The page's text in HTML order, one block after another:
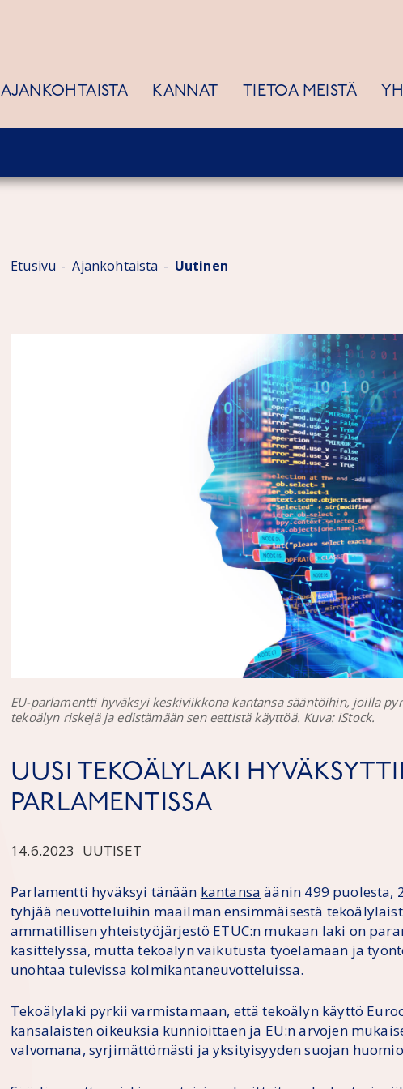
AJANKOHTAISTA KANNAT TIETOA MEISTÄ
Etusivu Ajankohtaista Uutinen
EU-parlamentti hyväksyi keskiviikkona kantansa sääntöihin, joilla
tekoälyn riskejä ja edistämään sen eettistä käyttöä. Kuva: iStock.
UUSI TEKOÄLYLAKI
PARLAMENTISSA
14.6.2023 UUTISET
Parlamentti hyväksyi tänään kantansa äänin 499 puolesta,
tyhjää neuvotteluihin maailman ensimmäisestä
ammatillisen yhteistyöjärjestö ETUC:n mukaan laki on
käsittelyssä, mutta tekoälyn vaikutusta työelämään ja
unohtaa tulevissa kolmikantaneuvotteluissa.
Tekoälylaki pyrkii varmistamaan, että tekoälyn käyttö
kansalaisten oikeuksia kunnioittaen ja EU:n arvojen
valvomana, syrjimättömästi ja yksityisyyden suojan